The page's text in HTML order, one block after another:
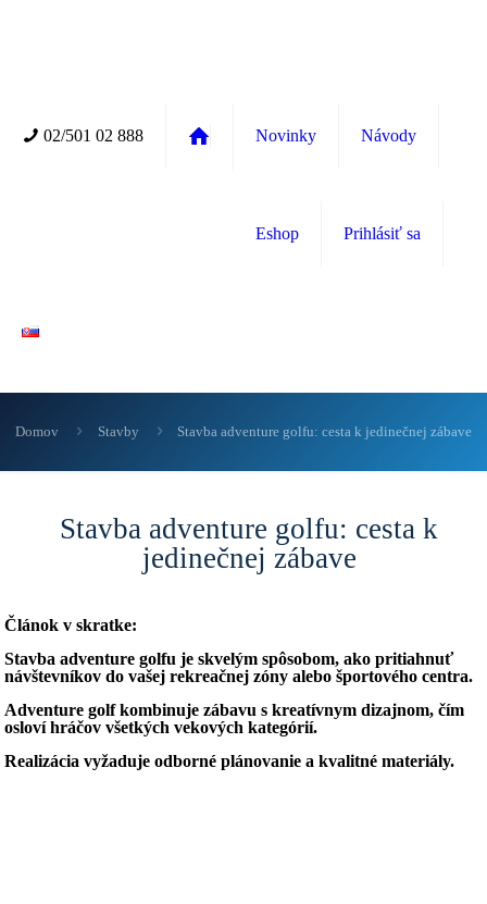
02/501 02 888 Novinky Návody
Eshop Prihlásiť sa
Domov Stavby Stavba adventure golfu: cesta k jedinečnej zábave
Stavba adventure golfu: cesta k
jedinečnej zábave
Článok v skratke:
Stavba adventure golfu je skvelým spôsobom, ako pritiahnuť
návštevníkov do vašej rekreačnej zóny alebo športového centra.
Adventure golf kombinuje zábavu s kreatívnym dizajnom, čím
osloví hráčov všetkých vekových kategórií.
Realizácia vyžaduje odborné plánovanie a kvalitné materiály.